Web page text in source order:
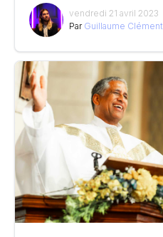
vendredi 21 avril 2023
Par Guillaume Clément